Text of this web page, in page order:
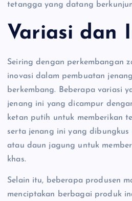
tetangga yang datang
Variasi dan
Seiring dengan perkembangan
inovasi dalam pembuatan
berkembang. Beberapa variasi
jenang ini yang dicampur
ketan putih untuk memberikan
serta jenang ini yang
atau daun jagung untuk
khas.
Selain itu, beberapa produsen
menciptakan berbagai produk